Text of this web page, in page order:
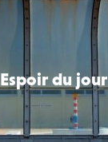
Espoir du jour